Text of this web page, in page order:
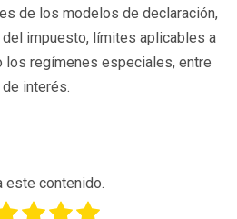
de los modelos de declaración,
impuesto, límites aplicables a
los regímenes especiales, entre
interés.
este contenido.